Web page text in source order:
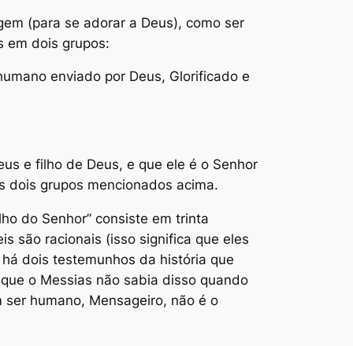
(para se adorar a Deus), como ser
em dois grupos:
enviado por Deus, Glorificado e
e filho de Deus, e que ele é o Senhor
dois grupos mencionados acima.
do Senhor” consiste em trinta
são racionais (isso significa que eles
dois testemunhos da história que
o Messias não sabia disso quando
humano, Mensageiro, não é o